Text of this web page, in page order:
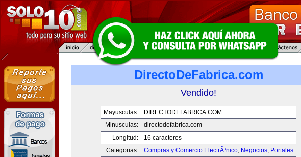
DirectoDeFabrica.com
Vendido!
Mayusculas:
DIRECTODEFABRICA.COM
Minusculas:
directodefabrica.com
Longitud:
16 caracteres
Categorias:
Compras y Comercio ElectrÃ³nico, Negocios, Portales